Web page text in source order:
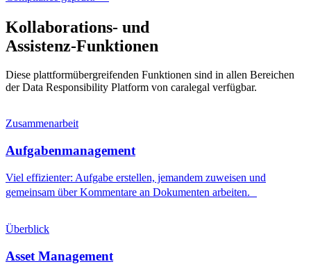
Kollaborations- und
Assistenz-Funktionen
Diese plattformübergreifenden Funktionen sind in allen Bereichen
der Data Responsibility Platform von caralegal verfügbar.
Zusammenarbeit
Aufgabenmanagement
Viel effizienter: Aufgabe erstellen, jemandem zuweisen und
gemeinsam über Kommentare an Dokumenten arbeiten.
Überblick
Asset Management